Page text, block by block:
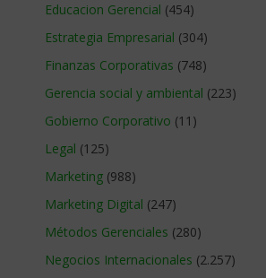
Educacion Gerencial (454)
Estrategia Empresarial (304)
Finanzas Corporativas (748)
Gerencia social y ambiental (223)
Gobierno Corporativo (11)
Legal (125)
Marketing (988)
Marketing Digital (247)
Métodos Gerenciales (280)
Negocios Internacionales (2.257)